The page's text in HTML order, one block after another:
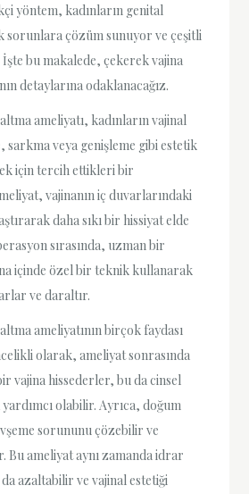
yöntem, kadınların genital
sorunlara çözüm sunuyor ve çeşitli
bu makalede, çekerek vajina
detaylarına odaklanacağız.
ameliyatı, kadınların vajinal
sarkma veya genişleme gibi estetik
için tercih ettikleri bir
vajinanın iç duvarlarındaki
daha sıkı bir hissiyat elde
sırasında, uzman bir
içinde özel bir teknik kullanarak
ve daraltır.
ameliyatının birçok faydası
olarak, ameliyat sonrasında
vajina hissederler, bu da cinsel
olabilir. Ayrıca, doğum
sorununu çözebilir ve
Bu ameliyat aynı zamanda idrar
azaltabilir ve vajinal estetiği